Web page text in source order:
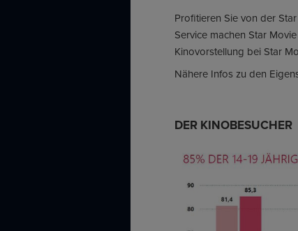
Profitieren Sie von der
Service machen Star
Kinovorstellung bei Star
Nähere Infos zu den
DER KINOBESUCHER